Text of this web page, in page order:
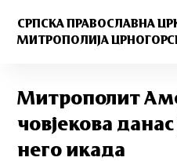
СРПСКА ПРАВОСЛАВНА
МИТРОПОЛИЈА
Митрополит
човјекова
него икада